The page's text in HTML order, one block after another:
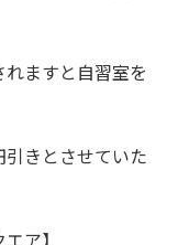
ますと自習室を
きとさせていた
ア】